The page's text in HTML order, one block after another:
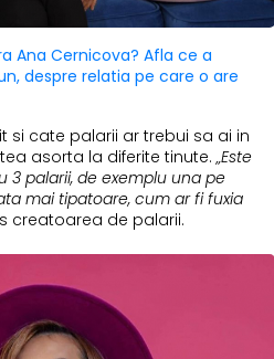
Ana Cernicova? Afla ce a
despre relatia pe care o are
si cate palarii ar trebui sa ai in
asorta la diferite tinute.„Este
palarii, de exemplu una pe
mai tipatoare, cum ar fi fuxia
creatoarea de palarii.